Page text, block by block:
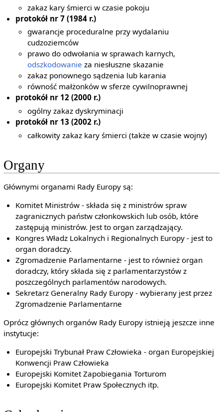
zakaz kary śmierci w czasie pokoju
protokół nr 7 (1984 r.)
gwarancje proceduralne przy wydalaniu
cudzoziemców
prawo do odwołania w sprawach karnych,
odszkodowanie za niesłuszne skazanie
zakaz ponownego sądzenia lub karania
równość małżonków w sferze cywilnoprawnej
protokół nr 12 (2000 r.)
ogólny zakaz dyskryminacji
protokół nr 13 (2002 r.)
całkowity zakaz kary śmierci (także w czasie wojny)
Organy
Głównymi organami Rady Europy są:
Komitet Ministrów - składa się z ministrów spraw
zagranicznych państw członkowskich lub osób, które
zastępują ministrów. Jest to organ zarządzający.
Kongres Władz Lokalnych i Regionalnych Europy - jest to
organ doradczy.
Zgromadzenie Parlamentarne - jest to również organ
doradczy, który składa się z parlamentarzystów z
poszczególnych parlamentów narodowych.
Sekretarz Generalny Rady Europy - wybierany jest przez
Zgromadzenie Parlamentarne
Oprócz głównych organów Rady Europy istnieją jeszcze inne
instytucje:
Europejski Trybunał Praw Człowieka - organ Europejskiej
Konwencji Praw Człowieka
Europejski Komitet Zapobiegania Torturom
Europejski Komitet Praw Społecznych itp.